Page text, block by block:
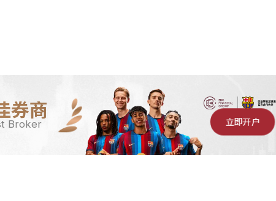
券商
Broker 立即开户